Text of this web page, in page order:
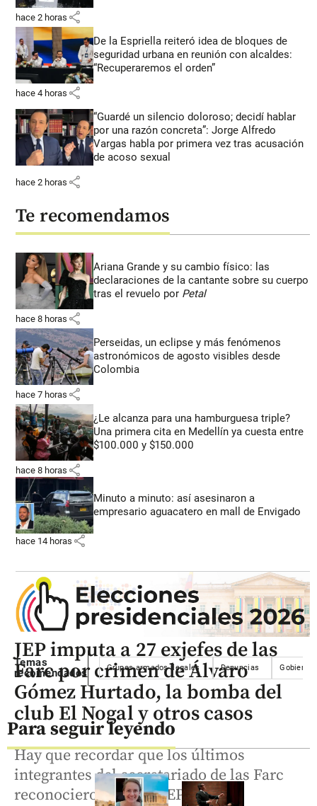
hace 2 horas share
De la Espriella reiteró idea de bloques de
seguridad urbana en reunión con alcaldes:
“Recuperaremos el orden”
hace 4 horas share
“Guardé un silencio doloroso; decidí hablar
por una razón concreta”: Jorge Alfredo
Vargas habla por primera vez tras acusación
de acoso sexual
hace 2 horas share
Te recomendamos
Ariana Grande y su cambio físico: las
declaraciones de la cantante sobre su cuerpo
tras el revuelo por Petal
hace 8 horas share
Perseidas, un eclipse y más fenómenos
astronómicos de agosto visibles desde
Colombia
hace 7 horas share
¿Le alcanza para una hamburguesa triple?
Una primera cita en Medellín ya cuesta entre
$100.000 y $150.000
hace 8 horas share
Minuto a minuto: así asesinaron a
empresario aguacatero en mall de Envigado
hace 14 horas share
Temas
recomendados
Grupos armados ilegales Denuncias Gobierno
Para seguir leyendo
JEP imputa a 27 exjefes de las
Farc por crimen de Álvaro
Gómez Hurtado, la bomba del
club El Nogal y otros casos
Hay que recordar que los últimos
integrantes del secretariado de las Farc
reconocieron ante la JEP su